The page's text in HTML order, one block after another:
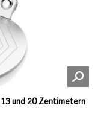
und 20 Zentimetern